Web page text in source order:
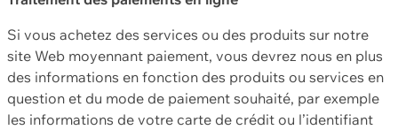
Si vous achetez des services ou des produits sur notre
site Web moyennant paiement, vous devrez nous en plus
des informations en fonction des produits ou services en
question et du mode de paiement souhaité, par exemple
les informations de votre carte de crédit ou l’identifiant